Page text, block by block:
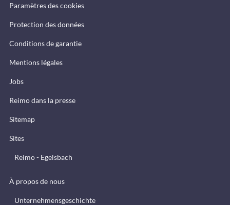
Paramètres des cookies
Protection des données
Conditions de garantie
Mentions légales
Jobs
Reimo dans la presse
Sitemap
Sites
Reimo - Egelsbach
À propos de nous
Unternehmensgeschichte